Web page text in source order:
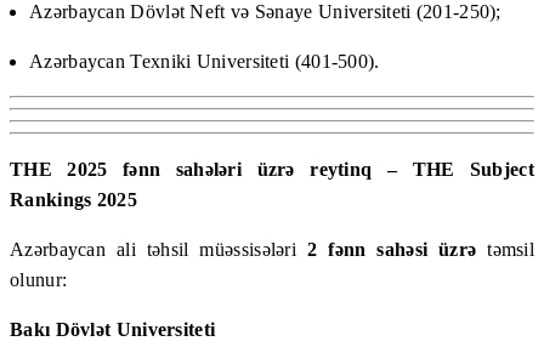
Azərbaycan Dövlət Neft və Sənaye Universiteti (201-250);
Azərbaycan Texniki Universiteti (401-500).
THE 2025 fənn sahələri üzrə reytinq – THE Subject
Rankings 2025
Azərbaycan ali təhsil müəssisələri 2 fənn sahəsi üzrətəmsil
olunur:
Bakı Dövlət Universiteti